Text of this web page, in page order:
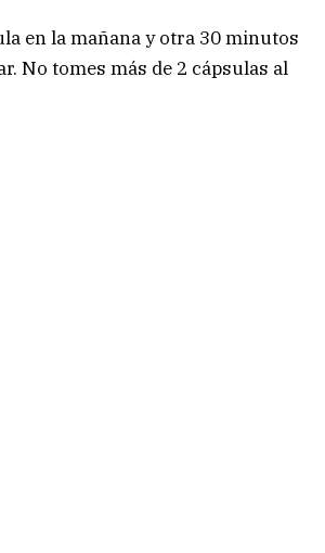
en la mañana y otra 30 minutos
No tomes más de 2 cápsulas al